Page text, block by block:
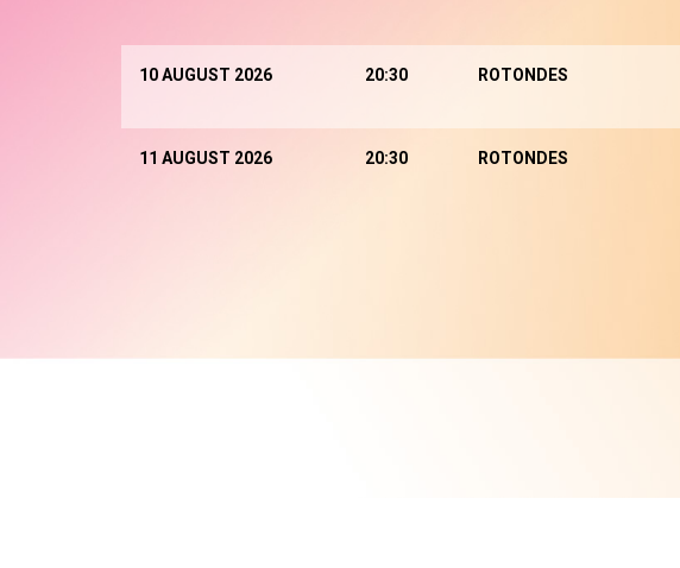
10 AUGUST 2026 20:30 ROTONDES
11 AUGUST 2026 20:30 ROTONDES